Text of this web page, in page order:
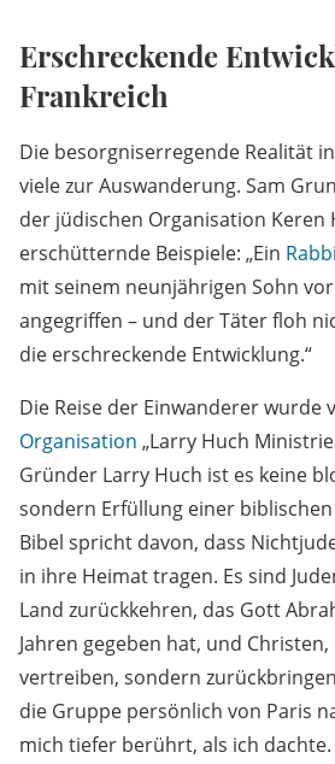
Erschreckende
Frankreich
Die besorgniserregende Realität
viele zur Auswanderung. Sam
der jüdischen Organisation Keren
erschütternde Beispiele: „Ein
mit seinem neunjährigen Sohn
angegriffen – und der Täter floh
die erschreckende Entwicklung.“
Die Reise der Einwanderer wurde
Organisation „Larry Huch
Gründer Larry Huch ist es keine
sondern Erfüllung einer biblischen
Bibel spricht davon, dass
in ihre Heimat tragen. Es sind
Land zurückkehren, das Gott
Jahren gegeben hat, und
vertreiben, sondern
die Gruppe persönlich von Paris
mich tiefer berührt, als ich